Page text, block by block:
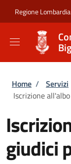
Regione Lombardia
Briciole
Home / Servizi
Iscrizione
giudici